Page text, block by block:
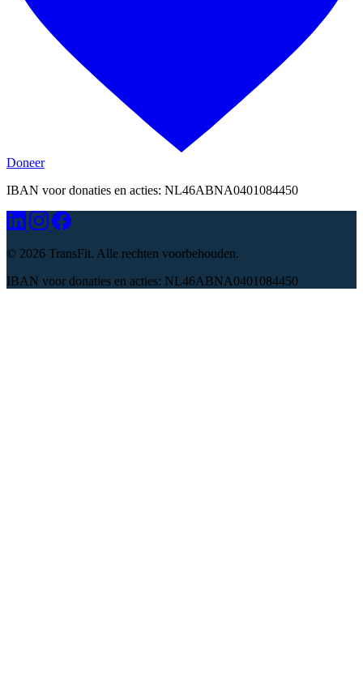
Doneer
IBAN voor donaties en acties: NL46ABNA0401084450
© 2026 TransFit. Alle rechten voorbehouden.
IBAN voor donaties en acties: NL46ABNA0401084450